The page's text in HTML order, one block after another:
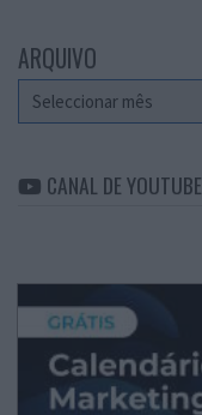
ARQUIVO
Arquivo
CANAL DE YOUTUBE